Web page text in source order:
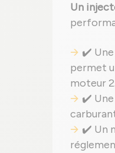
Un
✔️ Une
permet
moteur
✔️ Une
✔️ Un